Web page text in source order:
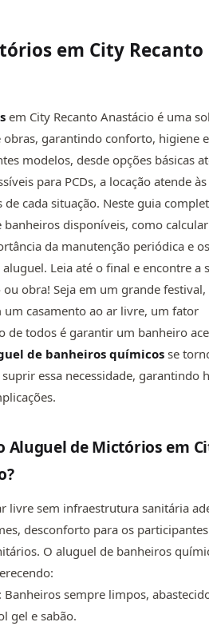
em City Recanto
em City Recanto Anastácio é uma
obras, garantindo conforto, higiene e
modelos, desde opções básicas
para PCDs, a locação atende às
de cada situação. Neste guia
disponíveis, como
da manutenção periódica e os
Leia até o final e encontre a
obra! Seja em um grande
casamento ao ar livre, um fator
de todos é garantir um banheiro
de banheiros químicos se
essa necessidade, garantindo
Aluguel de Mictórios em
livre sem infraestrutura sanitária
desconforto para os
O aluguel de banheiros
: Banheiros sempre limpos,
gel e sabão.